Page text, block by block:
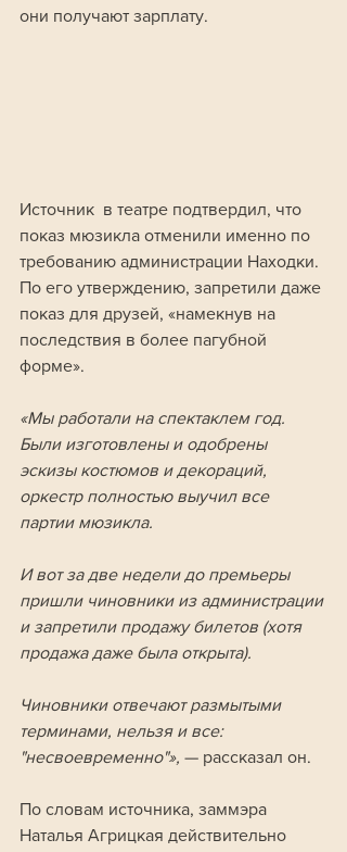
они получают зарплату.
Источник  в театре подтвердил, что
показ мюзикла отменили именно по
требованию администрации Находки.
По его утверждению, запретили даже
показ для друзей, «намекнув на
последствия в более пагубной
форме».
«Мы работали на спектаклем год.
Были изготовлены и одобрены
эскизы костюмов и декораций,
оркестр полностью выучил все
партии мюзикла.
И вот за две недели до премьеры
пришли чиновники из администрации
и запретили продажу билетов (хотя
продажа даже была открыта).
Чиновники отвечают размытыми
терминами, нельзя и все:
"несвоевременно"», — рассказал он.
По словам источника, заммэра
Наталья Агрицкая действительно